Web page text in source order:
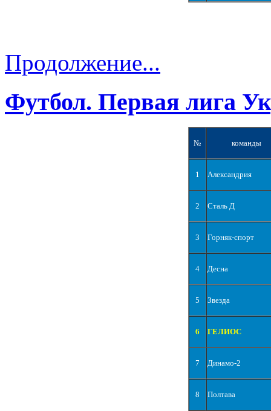
Продолжение...
Футбол. Первая лига
№ команды
1 Александрия
2 Сталь Д
3 Горняк-спорт
4 Десна
5 Звезда
6 ГЕЛИОС
7 Динамо-2
8 Полтава